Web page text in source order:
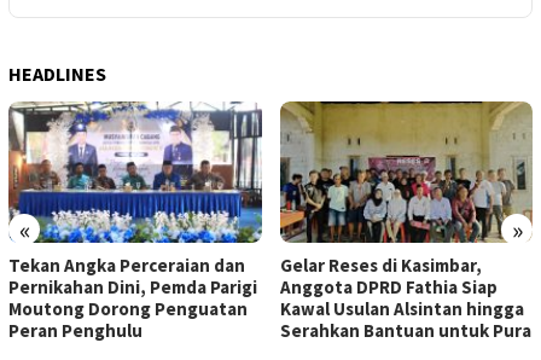
HEADLINES
« »
Tekan Angka Perceraian dan
Pernikahan Dini, Pemda Parigi
Moutong Dorong Penguatan
Peran Penghulu
Gelar Reses di Kasimbar,
Anggota DPRD Fathia Siap
Kawal Usulan Alsintan hingga
Serahkan Bantuan untuk Pura